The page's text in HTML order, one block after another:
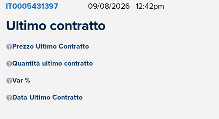
IT0005431397 09/08/2026 - 12:42pm
Ultimo contratto
Prezzo Ultimo Contratto
Quantità ultimo contratto
Var %
Data Ultimo Contratto
-